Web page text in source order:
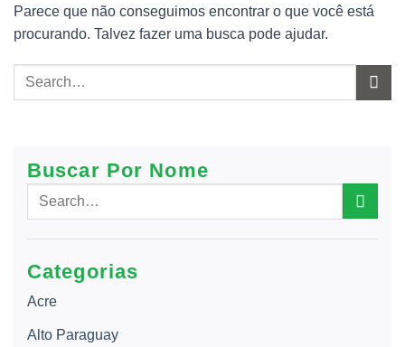
Parece que não conseguimos encontrar o que você está
procurando. Talvez fazer uma busca pode ajudar.
Buscar Por Nome
Categorias
Acre
Alto Paraguay